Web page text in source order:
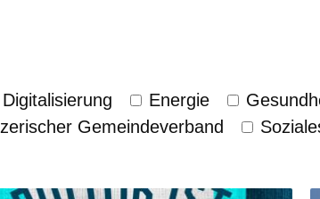
Digitalisierung Energie
Gemeinde­verband